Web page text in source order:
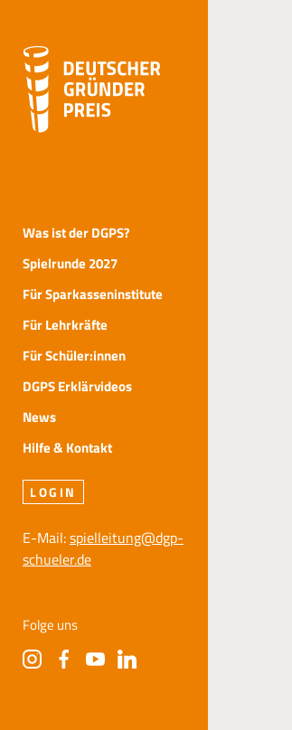
Was ist der DGPS?
Spielrunde 2027
Für Sparkasseninstitute
Für Lehrkräfte
Für Schüler:innen
DGPS Erklärvideos
News
Hilfe & Kontakt
LOGIN
E-Mail:spielleitung@dgp-
schueler.de
Folge uns